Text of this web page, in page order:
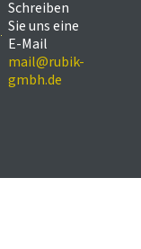
Schreiben
Sie uns eine
E-Mail
mail@rubik-
gmbh.de